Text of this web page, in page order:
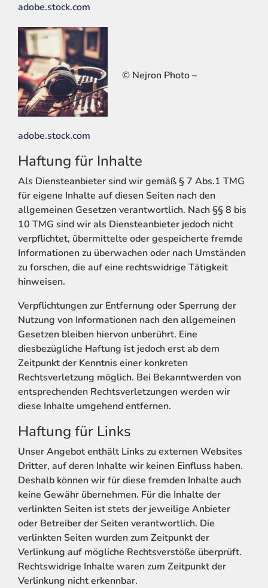
adobe.stock.com
© Nejron Photo –
adobe.stock.com
Haftung für Inhalte
Als Diensteanbieter sind wir gemäß § 7 Abs.1 TMG
für eigene Inhalte auf diesen Seiten nach den
allgemeinen Gesetzen verantwortlich. Nach §§ 8 bis
10 TMG sind wir als Diensteanbieter jedoch nicht
verpflichtet, übermittelte oder gespeicherte fremde
Informationen zu überwachen oder nach Umständen
zu forschen, die auf eine rechtswidrige Tätigkeit
hinweisen.
Verpflichtungen zur Entfernung oder Sperrung der
Nutzung von Informationen nach den allgemeinen
Gesetzen bleiben hiervon unberührt. Eine
diesbezügliche Haftung ist jedoch erst ab dem
Zeitpunkt der Kenntnis einer konkreten
Rechtsverletzung möglich. Bei Bekanntwerden von
entsprechenden Rechtsverletzungen werden wir
diese Inhalte umgehend entfernen.
Haftung für Links
Unser Angebot enthält Links zu externen Websites
Dritter, auf deren Inhalte wir keinen Einfluss haben.
Deshalb können wir für diese fremden Inhalte auch
keine Gewähr übernehmen. Für die Inhalte der
verlinkten Seiten ist stets der jeweilige Anbieter
oder Betreiber der Seiten verantwortlich. Die
verlinkten Seiten wurden zum Zeitpunkt der
Verlinkung auf mögliche Rechtsverstöße überprüft.
Rechtswidrige Inhalte waren zum Zeitpunkt der
Verlinkung nicht erkennbar.